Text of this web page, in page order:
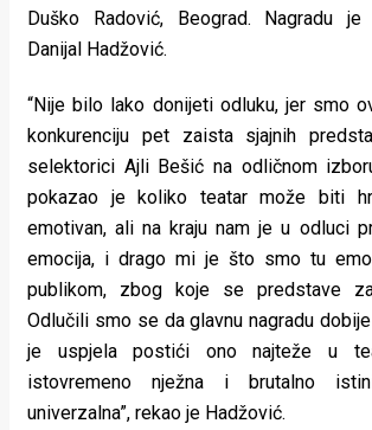
Duško Radović, Beograd. Nagradu je
Danijal Hadžović.
“Nije bilo lako donijeti odluku, jer smo
konkurenciju pet zaista sjajnih
selektorici Ajli Bešić na odličnom
pokazao je koliko teatar može biti
emotivan, ali na kraju nam je u odluci
emocija, i drago mi je što smo tu
publikom, zbog koje se predstave
Odlučili smo se da glavnu nagradu
je uspjela postići ono najteže u
istovremeno nježna i brutalno
univerzalna”, rekao je Hadžović.